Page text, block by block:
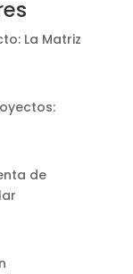
La Matriz
de